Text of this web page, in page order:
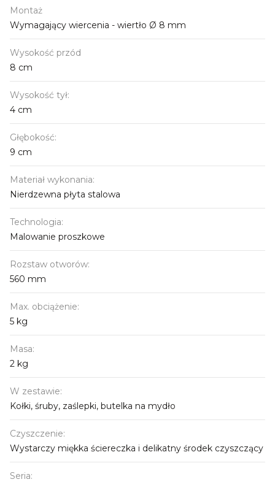
Montaż
Wymagający wiercenia - wiertło Ø 8 mm
Wysokość przód
8 cm
Wysokość tył:
4 cm
Głębokość:
9 cm
Materiał wykonania:
Nierdzewna płyta stalowa
Technologia:
Malowanie proszkowe
Rozstaw otworów:
560 mm
Max. obciążenie:
5 kg
Masa:
2 kg
W zestawie:
Kołki, śruby, zaślepki, butelka na mydło
Czyszczenie:
Wystarczy miękka ściereczka i delikatny środek czyszczący
Seria: